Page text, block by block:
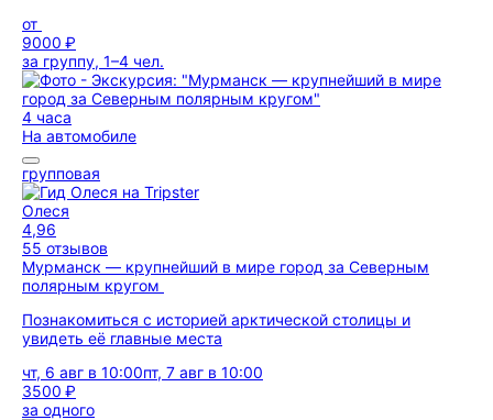
от
9000 ₽
за группу, 1–4 чел.
4 часа
На автомобиле
групповая
Олеся
4,96
55 отзывов
Мурманск — крупнейший в мире город за Северным
полярным кругом
Познакомиться с историей арктической столицы и
увидеть её главные места
чт, 6 авг в 10:00пт, 7 авг в 10:00
3500 ₽
за одного